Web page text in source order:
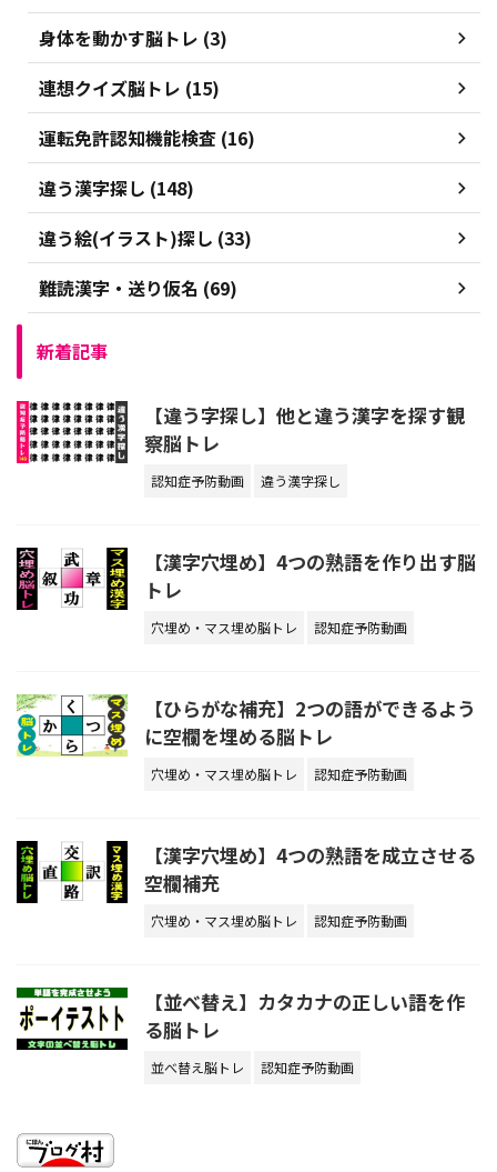
身体を動かす脳トレ (3)
連想クイズ脳トレ (15)
運転免許認知機能検査 (16)
違う漢字探し (148)
違う絵(イラスト)探し (33)
難読漢字・送り仮名 (69)
新着記事
【違う字探し】他と違う漢字を探す観
察脳トレ
認知症予防動画 違う漢字探し
【漢字穴埋め】4つの熟語を作り出す脳
トレ
穴埋め・マス埋め脳トレ 認知症予防動画
【ひらがな補充】2つの語ができるよう
に空欄を埋める脳トレ
穴埋め・マス埋め脳トレ 認知症予防動画
【漢字穴埋め】4つの熟語を成立させる
空欄補充
穴埋め・マス埋め脳トレ 認知症予防動画
【並べ替え】カタカナの正しい語を作
る脳トレ
並べ替え脳トレ 認知症予防動画